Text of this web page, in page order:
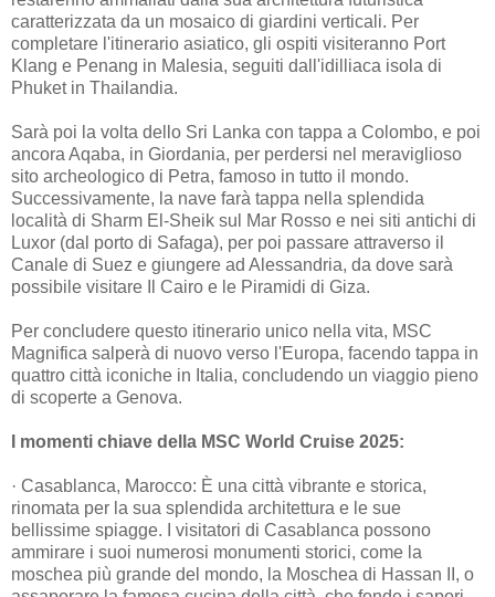
caratterizzata da un mosaico di giardini verticali. Per
completare l'itinerario asiatico, gli ospiti visiteranno Port
Klang e Penang in Malesia, seguiti dall'idilliaca isola di
Phuket in Thailandia.
Sarà poi la volta dello Sri Lanka con tappa a Colombo, e poi
ancora Aqaba, in Giordania, per perdersi nel meraviglioso
sito archeologico di Petra, famoso in tutto il mondo.
Successivamente, la nave farà tappa nella splendida
località di Sharm El-Sheik sul Mar Rosso e nei siti antichi di
Luxor (dal porto di Safaga), per poi passare attraverso il
Canale di Suez e giungere ad Alessandria, da dove sarà
possibile visitare Il Cairo e le Piramidi di Giza.
Per concludere questo itinerario unico nella vita, MSC
Magnifica salperà di nuovo verso l'Europa, facendo tappa in
quattro città iconiche in Italia, concludendo un viaggio pieno
di scoperte a Genova.
I momenti chiave della MSC World Cruise 2025:
· Casablanca, Marocco: È una città vibrante e storica,
rinomata per la sua splendida architettura e le sue
bellissime spiagge. I visitatori di Casablanca possono
ammirare i suoi numerosi monumenti storici, come la
moschea più grande del mondo, la Moschea di Hassan II, o